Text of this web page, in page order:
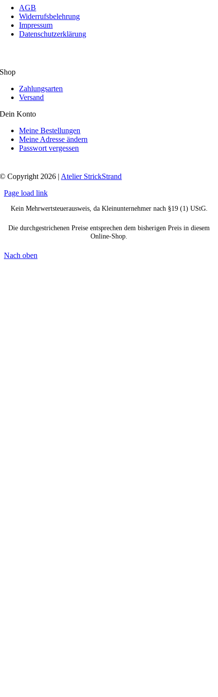
AGB
Widerrufsbelehrung
Impressum
Datenschutzerklärung
Shop
Zahlungsarten
Versand
Dein Konto
Meine Bestellungen
Meine Adresse ändern
Passwort vergessen
© Copyright 2026 | Atelier StrickStrand
Page load link
Kein Mehrwertsteuerausweis, da Kleinunternehmer nach §19 (1) UStG.
Die durchgestrichenen Preise entsprechen dem bisherigen Preis in diesem
Online-Shop.
Nach oben